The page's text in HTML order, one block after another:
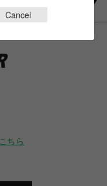
こちら
Cancel